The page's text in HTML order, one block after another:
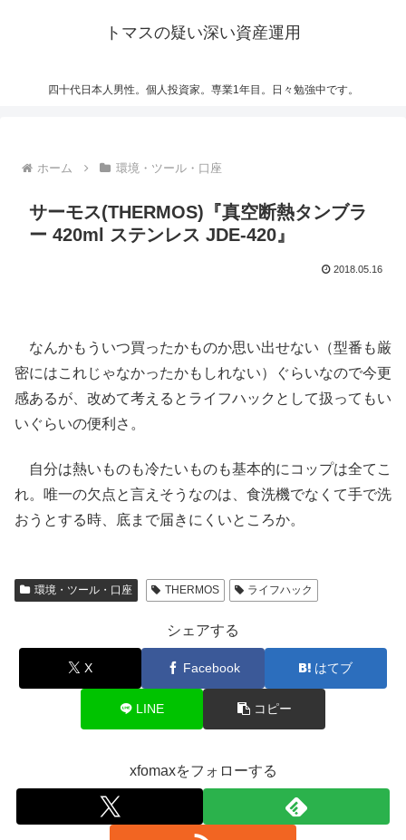
トマスの疑い深い資産運用
四十代日本人男性。個人投資家。専業1年目。日々勉強中です。
ホーム 環境・ツール・口座
サーモス(THERMOS)『真空断熱タンブラ
ー 420ml ステンレス JDE-420』
2018.05.16
なんかもういつ買ったかものか思い出せない（型番も厳
密にはこれじゃなかったかもしれない）ぐらいなので今更
感あるが、改めて考えるとライフハックとして扱ってもい
いぐらいの便利さ。
自分は熱いものも冷たいものも基本的にコップは全てこ
れ。唯一の欠点と言えそうなのは、食洗機でなくて手で洗
おうとする時、底まで届きにくいところか。
環境・ツール・口座 THERMOS ライフハック
シェアする
X Facebook はてブ
LINE コピー
xfomaxをフォローする